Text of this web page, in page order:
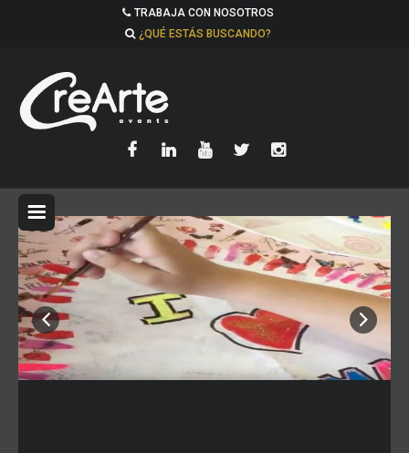
TRABAJA CON NOSOTROS
¿QUÉ ESTÁS BUSCANDO?